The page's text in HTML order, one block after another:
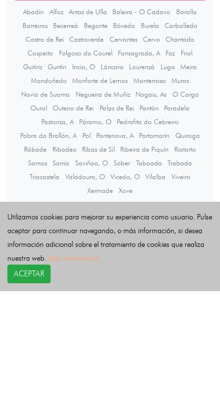
Abadín Alfoz Antas de Ulla Baleira - O Cadavo
Baralla
Barreiros
Becerreá Begonte Bóveda Burela
Carballedo
Castro de Rei
Castroverde Cervantes Cervo
Chantada
Cospeito
Folgoso do Courel Fonsagrada, A Foz
Friol
Guitiriz
Guntín Incio, O Láncara Lourenzá Lugo
Meira
Mondoñedo
Monforte de Lemos Monterroso
Muras
Navia de Suarna
Negueira de Muñiz Nogais, As
O Corgo
Ourol
Outeiro de Rei Palas de Rei Pantón
Paradela
Pastoriza, A
Páramo, O
Pedrafita do Cebreiro
Pobra do Brollón, A
Pol Pontenova, A Portomarín
Quiroga
Rábade
Ribadeo Ribas de Sil Ribeira de Piquín
Riotorto
Samos
Sarria Saviñao, O Sober Taboada
Trabada
Triacastela
Valadouro, O Vicedo, O Vilalba
Viveiro
Xermade
Xove
Últimas noticias
Utilizamos cookies para mejorar su experiencia como usuario. Pulse
aceptar para continuar navegando, o más información, si desea
información adicional sobre el tratamiento de cookies que realiza
nuestra web. Más información
ACEPTAR